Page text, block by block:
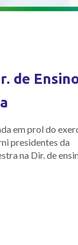
de
em prol do
presidentes da
na Dir. de